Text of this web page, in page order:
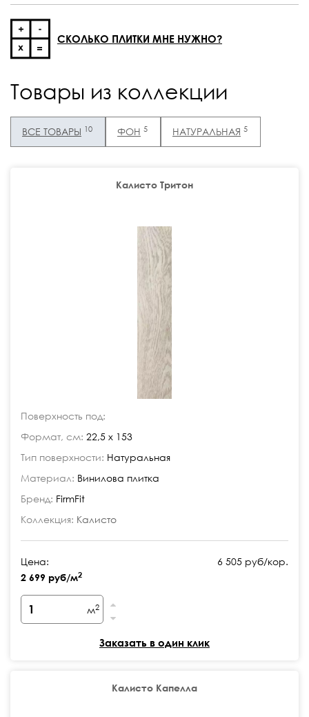
СКОЛЬКО ПЛИТКИ МНЕ НУЖНО?
Товары из коллекции
ВСЕ ТОВАРЫ 10 ФОН 5 НАТУРАЛЬНАЯ 5
Калисто Тритон
Поверхность под:
Формат, см: 22,5 x 153
Тип поверхности: Натуральная
Материал: Винилова плитка
Бренд: FirmFit
Коллекция: Калисто
Цена:
2 699 руб/м2
6 505 руб/кор.
м2
Заказать в один клик
Калисто Капелла